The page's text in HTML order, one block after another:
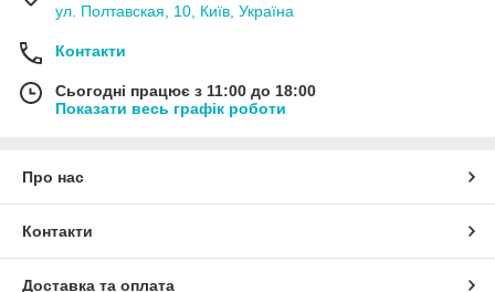
ул. Полтавская, 10, Київ, Україна
Контакти
Сьогодні працює з 11:00 до 18:00
Показати весь графік роботи
Про нас
Контакти
Доставка та оплата